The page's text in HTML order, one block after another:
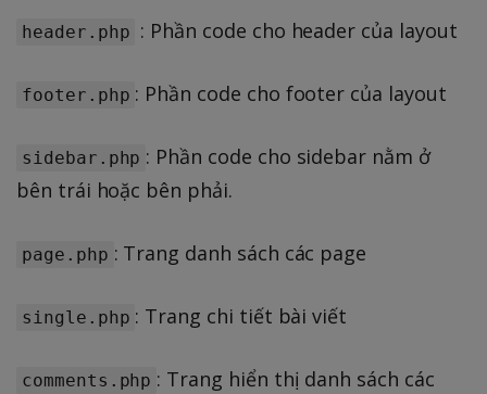
header.php : Phần code cho header của layout
footer.php : Phần code cho footer của layout
sidebar.php : Phần code cho sidebar nằm ở
bên trái hoặc bên phải.
page.php : Trang danh sách các page
single.php : Trang chi tiết bài viết
comments.php : Trang hiển thị danh sách các